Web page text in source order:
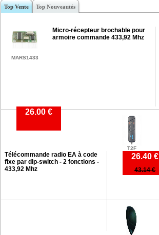
Top Vente Top Nouveautés
MARS1433
Micro-récepteur brochable pour
armoire commande 433,92 Mhz
26.00 €
T2F
Télécommande radio EA à code
fixe par dip-switch - 2 fonctions -
433,92 Mhz
26.40 €
43.14 €